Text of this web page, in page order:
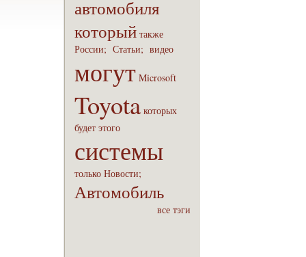
автомобиля
который также
России; Статьи; видео
могут Microsoft
Toyota которых
будет этого
системы
только Новости;
Автомобиль
все тэги